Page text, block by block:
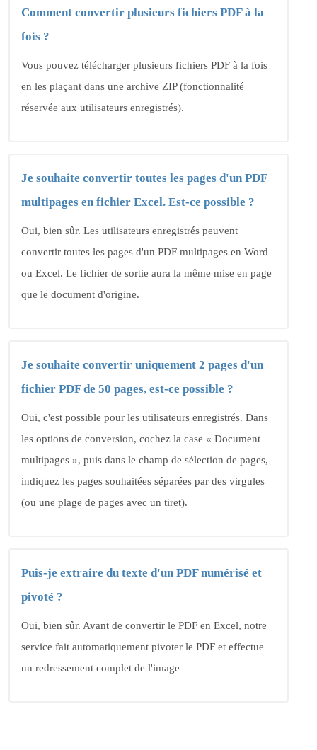
Comment convertir plusieurs fichiers PDF à la
fois ?
Vous pouvez télécharger plusieurs fichiers PDF à la fois
en les plaçant dans une archive ZIP (fonctionnalité
réservée aux utilisateurs enregistrés).
Je souhaite convertir toutes les pages d'un PDF
multipages en fichier Excel. Est-ce possible ?
Oui, bien sûr. Les utilisateurs enregistrés peuvent
convertir toutes les pages d'un PDF multipages en Word
ou Excel. Le fichier de sortie aura la même mise en page
que le document d'origine.
Je souhaite convertir uniquement 2 pages d'un
fichier PDF de 50 pages, est-ce possible ?
Oui, c'est possible pour les utilisateurs enregistrés. Dans
les options de conversion, cochez la case « Document
multipages », puis dans le champ de sélection de pages,
indiquez les pages souhaitées séparées par des virgules
(ou une plage de pages avec un tiret).
Puis-je extraire du texte d'un PDF numérisé et
pivoté ?
Oui, bien sûr. Avant de convertir le PDF en Excel, notre
service fait automatiquement pivoter le PDF et effectue
un redressement complet de l'image